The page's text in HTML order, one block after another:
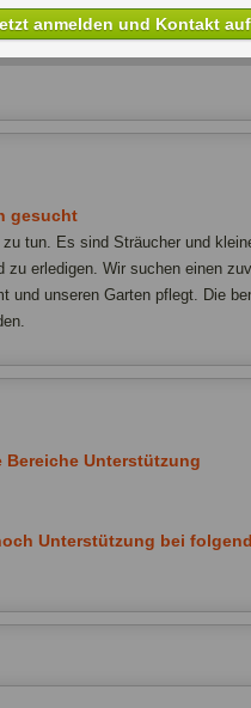
Mehrmals pro
gesucht
tun. Es sind Sträucher und
zu erledigen. Wir suchen einen
und unseren Garten pflegt. Die
Unterstützung
Unterstützung bei
anmelden und Kontakt